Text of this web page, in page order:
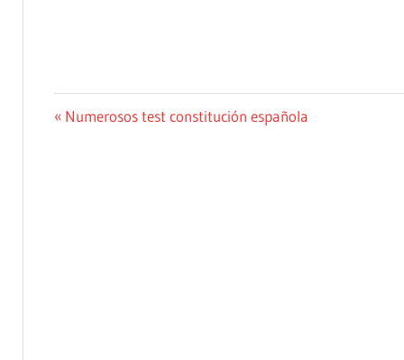
Navegación
Entrada
Numerosos test constitución española